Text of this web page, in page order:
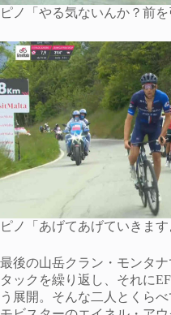
ピノ「やる気ないんか？前を
ピノ「あげてあげていきます
最後の山岳クラン・モンタ
タックを繰り返し、それに
う展開。そんな二人とくら